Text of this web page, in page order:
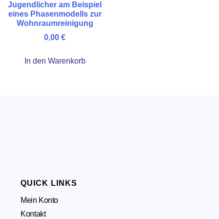
Jugendlicher am Beispiel
eines Phasenmodells zur
Wohnraumreinigung
0,00 €
In den Warenkorb
QUICK LINKS
Mein Konto
Kontakt